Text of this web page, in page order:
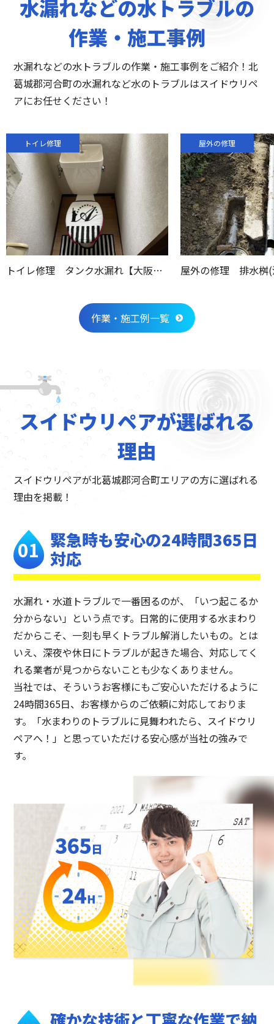
水漏れなどの水トラブルの
作業・施工事例
水漏れなどの水トラブルの作業・施工事例をご紹介！北
葛城郡河合町の水漏れなど水のトラブルはスイドウリペ
アにお任せください！
トイレ修理
トイレ修理 タンク水漏れ【大阪府堺市北区】
屋外の修理
作業・施工例一覧
スイドウリペアが選ばれる
理由
スイドウリペアが北葛城郡河合町エリアの方に選ばれる
理由を掲載！
緊急時も安心の24時間365日
対応
水漏れ・水道トラブルで一番困るのが、「いつ起こるか
分からない」という点です。日常的に使用する水まわり
だからこそ、一刻も早くトラブル解消したいもの。とは
いえ、深夜や休日にトラブルが起きた場合、対応してく
れる業者が見つからないことも少なくありません。
当社では、そういうお客様にもご安心いただけるように
24時間365日、お客様からのご依頼に対応しておりま
す。「水まわりのトラブルに見舞われたら、スイドウリ
ペアへ！」と思っていただける安心感が当社の強みで
す。
確かな技術と丁寧な作業で納